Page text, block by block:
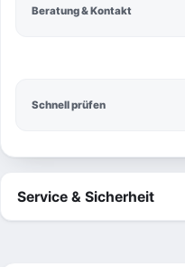
Schnell prüfen
Beratung & Kontakt
Service & Sicherheit